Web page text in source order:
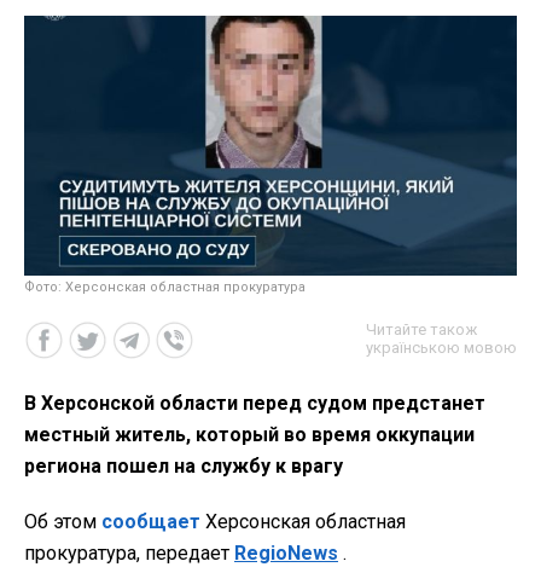
Фото: Херсонская областная прокуратура
Читайте також
українською мовою
В Херсонской области перед судом предстанет
местный житель, который во время оккупации
региона пошел на службу к врагу
Об этом сообщает Херсонская областная
прокуратура, передает RegioNews .